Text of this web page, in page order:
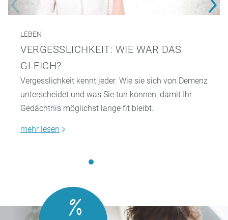
LEBEN
VERGESSLICHKEIT: WIE WAR DAS
GLEICH?
Vergesslichkeit kennt jeder. Wie sie sich von Demenz
unterscheidet und was Sie tun können, damit Ihr
Gedächtnis möglichst lange fit bleibt.
mehr lesen